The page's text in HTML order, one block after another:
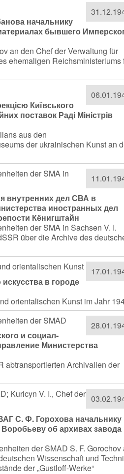
начальнику
бывшего
an den Chef der Verwaltung für
ehemaligen Reichsministeriums
Київського
поставок Раді Міністрів
aus den
der ukrainischen Kunst an
der SMA in
внутренних дел СВА в
иностранных дел
Кёнигштайн
der SMA in Sachsen V. I.
über die Archive des
orientalischen Kunst
в городе
orientalischen Kunst im Jahr
der SMAD
и социал-
Министерства
abtransportierten Archivalien der
Kuricyn V. I., Chef der
С. Ф. Горохова начальнику
об архивах завода
der SMAD S. F. Gorochov
Wissenschaft und
der „Gustloff-Werke“